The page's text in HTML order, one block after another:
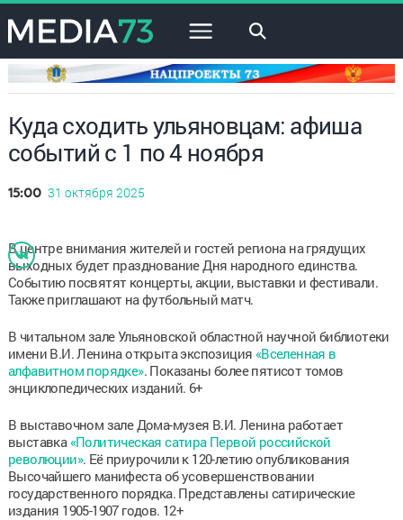
×
Куда сходить ульяновцам: афиша
событий с 1 по 4 ноября
15:00 31 октября 2025
В центре внимания жителей и гостей региона на грядущих
выходных будет празднование Дня народного единства.
Событию посвятят концерты, акции, выставки и фестивали.
Также приглашают на футбольный матч.
В читальном зале Ульяновской областной научной библиотеки
имени В.И. Ленина открыта экспозиция «Вселенная в
алфавитном порядке». Показаны более пятисот томов
энциклопедических изданий. 6+
В выставочном зале Дома-музея В.И. Ленина работает
выставка «Политическая сатира Первой российской
революции». Её приурочили к 120-летию опубликования
Высочайшего манифеста об усовершенствовании
государственного порядка. Представлены сатирические
издания 1905-1907 годов. 12+